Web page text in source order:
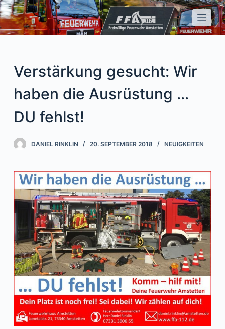
Z
u
m
n
p
Verstärkung gesucht: Wir
haben die Ausrüstung …
DU fehlst!
DANIEL RINKLIN 20. SEPTEMBER 2018 NEUIGKEITEN